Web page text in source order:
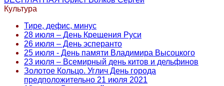
Культура
Тире, дефис, минус
28 июля – День Крещения Руси
26 июля – День эсперанто
25 июля - День памяти Владимира Высоцкого
23 июля – Всемирный день китов и дельфинов
Золотое Кольцо. Углич День города
предположительно 21 июля 2021